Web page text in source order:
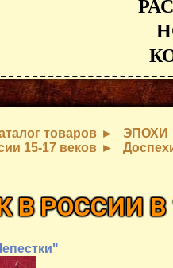
товаров
ЭПОХИ
15-17 веков
В РОССИИ В